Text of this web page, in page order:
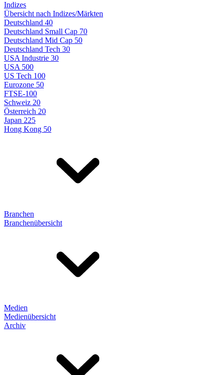
Indizes
Übersicht nach Indizes/Märkten
Deutschland 40
Deutschland Small Cap 70
Deutschland Mid Cap 50
Deutschland Tech 30
USA Industrie 30
USA 500
US Tech 100
Eurozone 50
FTSE-100
Schweiz 20
Österreich 20
Japan 225
Hong Kong 50
Branchen
Branchenübersicht
Medien
Medienübersicht
Archiv